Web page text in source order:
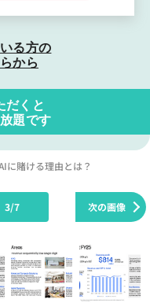
る方の
から
だくと
題です
に賭ける理由とは？
次の画像
3/7